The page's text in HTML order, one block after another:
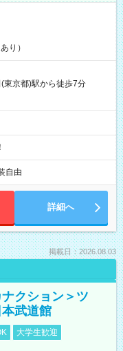
り）
東京都)駅から徒歩7分
自由
詳細へ
掲載日：2026.08.03
クション＞ツ
武道館
大学生歓迎